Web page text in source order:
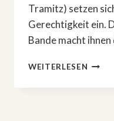
Tramitz) setzen
Gerechtigkeit ein.
Bande macht
WEITERLESEN »DAS
DES